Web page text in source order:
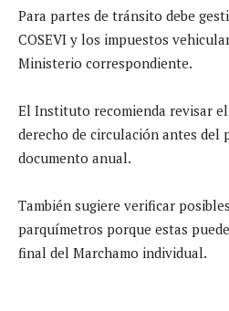
Para partes de tránsito debe
COSEVI y los impuestos
Ministerio correspondiente.
El Instituto recomienda revisar
derecho de circulación antes del
documento anual.
También sugiere verificar
parquímetros porque estas
final del Marchamo individual.